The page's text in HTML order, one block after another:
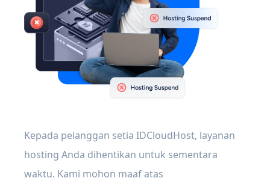
Kepada pelanggan setia IDCloudHost, layanan
hosting Anda dihentikan untuk sementara
waktu. Kami mohon maaf atas